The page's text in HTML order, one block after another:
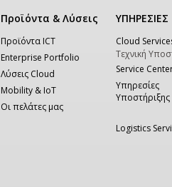
Προϊόντα & Λύσεις
Προϊόντα ICT
Enterprise Portfolio
Λύσεις Cloud
Mobility & IoT
Οι πελάτες μας
ΥΠΗΡΕΣΙΕΣ
Cloud
Τεχνική
Service
Υπηρεσίες
Υποστήριξης
Logistics